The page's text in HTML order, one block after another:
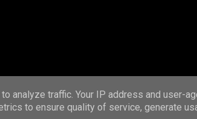
la tecnología de Blogger
analyze traffic. Your IP address and user-
to ensure quality of service, generate